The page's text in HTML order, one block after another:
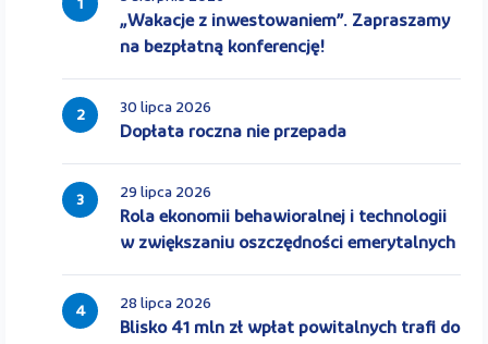
1
„Wakacje z inwestowaniem”. Zapraszamy
na bezpłatną konferencję!
2 30 lipca 2026
Dopłata roczna nie przepada
3 29 lipca 2026
Rola ekonomii behawioralnej i technologii
w zwiększaniu oszczędności emerytalnych
4 28 lipca 2026
Blisko 41 mln zł wpłat powitalnych trafi do